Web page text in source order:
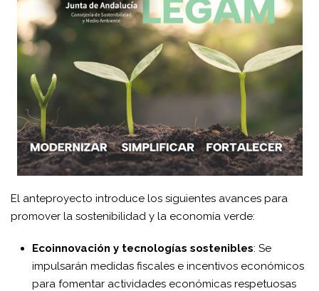
El anteproyecto introduce los siguientes avances para
promover la sostenibilidad y la economía verde:
Ecoinnovación y tecnologías sostenibles: Se
impulsarán medidas fiscales e incentivos económicos
para fomentar actividades económicas respetuosas